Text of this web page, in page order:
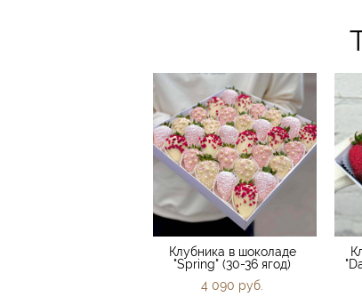
Клубника в шоколаде
"Spring" (30-36 ягод)
4 090 pуб.